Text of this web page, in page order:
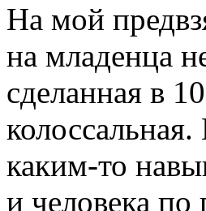
На мой
на младенца
сделанная в
каким-то
и человека